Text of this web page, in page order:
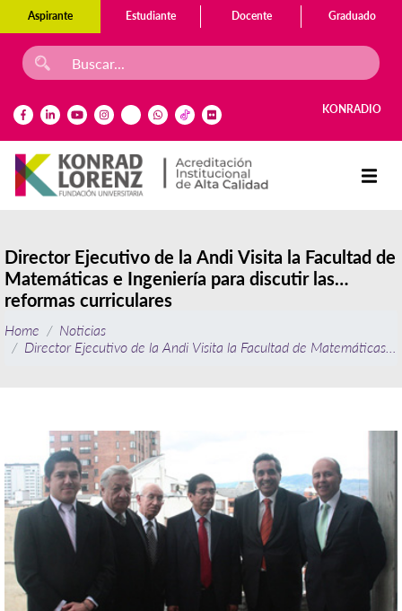
Aspirante Estudiante Docente Graduado
KONRADIO
Director Ejecutivo de la Andi Visita la Facultad de
Matemáticas e Ingeniería para discutir las
reformas curriculares
Home
Noticias
Director Ejecutivo de la Andi Visita la Facultad de Matemáticas